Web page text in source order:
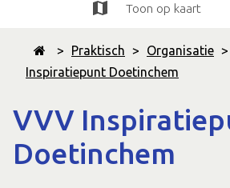
> Praktisch > Organisatie >
Inspiratiepunt Doetinchem
VVV
Doetinchem
Toon op kaart